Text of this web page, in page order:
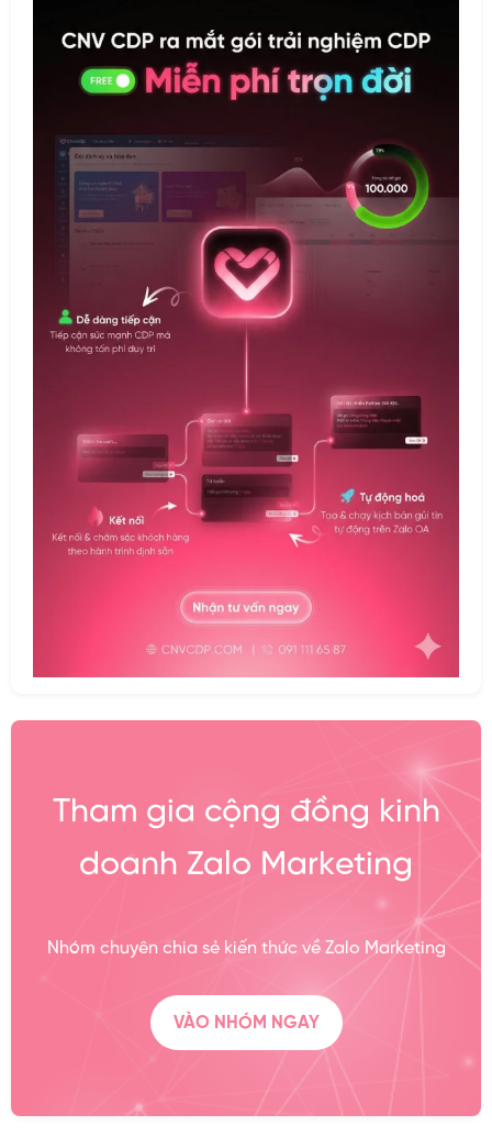
Tham gia cộng đồng kinh
doanh Zalo Marketing
Nhóm chuyên chia sẻ kiến thức về Zalo Marketing
VÀO NHÓM NGAY